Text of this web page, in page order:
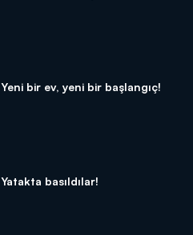
Yeni bir ev, yeni bir başlangıç!
Yatakta basıldılar!